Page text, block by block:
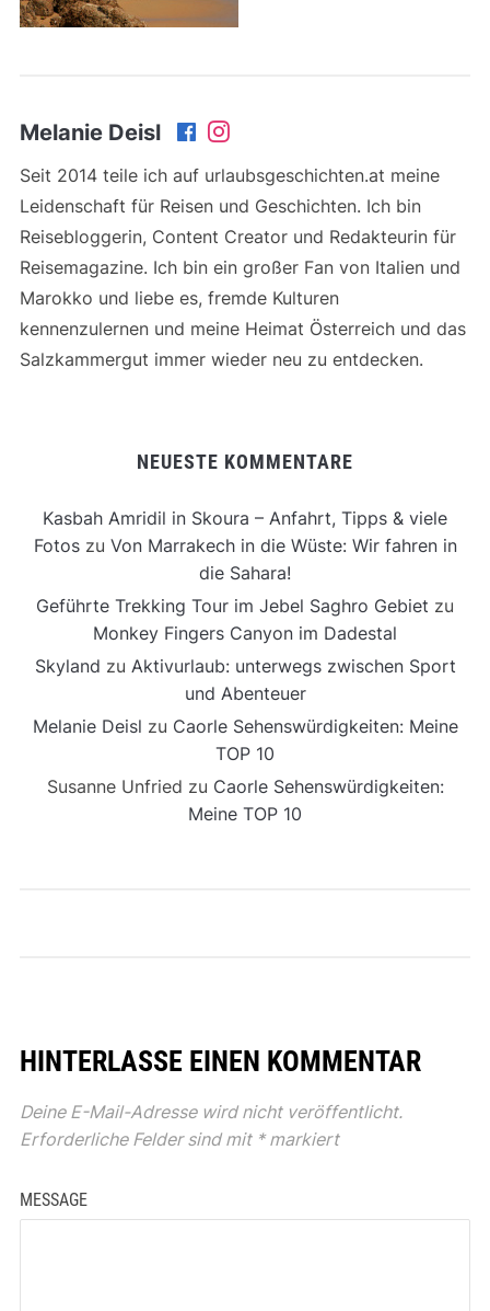
Melanie Deisl
Seit 2014 teile ich auf urlaubsgeschichten.at meine
Leidenschaft für Reisen und Geschichten. Ich bin
Reisebloggerin, Content Creator und Redakteurin für
Reisemagazine. Ich bin ein großer Fan von Italien und
Marokko und liebe es, fremde Kulturen
kennenzulernen und meine Heimat Österreich und das
Salzkammergut immer wieder neu zu entdecken.
NEUESTE KOMMENTARE
Kasbah Amridil in Skoura – Anfahrt, Tipps & viele
Fotoszu Von Marrakech in die Wüste: Wir fahren in
die Sahara!
Geführte Trekking Tour im Jebel Saghro Gebiet zu
Monkey Fingers Canyon im Dadestal
Skyland zu Aktivurlaub: unterwegs zwischen Sport
und Abenteuer
Melanie Deisl zu Caorle Sehenswürdigkeiten: Meine
TOP 10
Susanne Unfried zu Caorle Sehenswürdigkeiten:
Meine TOP 10
HINTERLASSE EINEN KOMMENTAR
Deine E-Mail-Adresse wird nicht veröffentlicht.
Erforderliche Felder sind mit *markiert
MESSAGE